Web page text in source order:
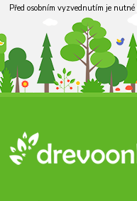
Před osobním vyzvednutím je